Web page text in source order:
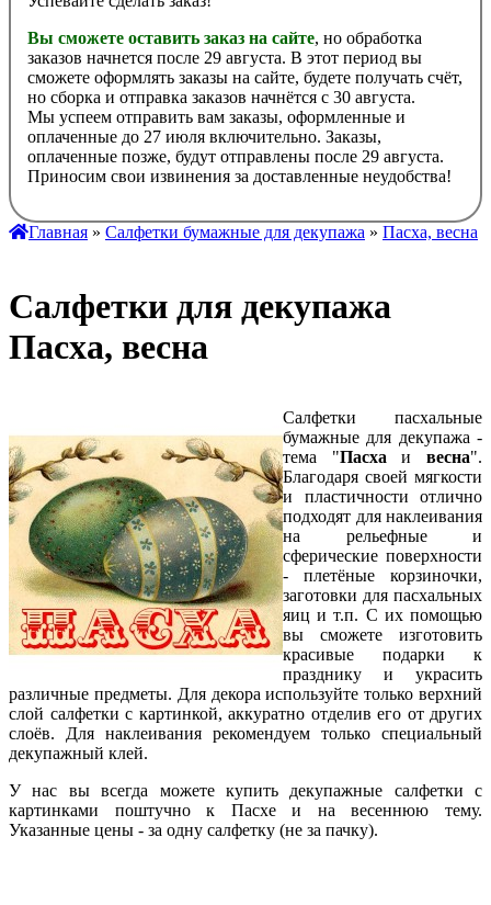
Вы сможете оставить заказ на сайте, но обработка
заказов начнется после 29 августа. В этот период вы
сможете оформлять заказы на сайте, будете получать счёт,
но сборка и отправка заказов начнётся с 30 августа.
Мы успеем отправить вам заказы, оформленные и
оплаченные до 27 июля включительно. Заказы,
оплаченные позже, будут отправлены после 29 августа.
Приносим свои извинения за доставленные неудобства!
Главная » Салфетки бумажные для декупажа » Пасха, весна
Cалфетки для декупажа
Пасха, весна
Cалфетки пасхальные
бумажные для декупажа -
тема "Пасхаивесна".
Благодаря своей мягкости
и пластичности отлично
подходят для наклеивания
на рельефные и
сферические поверхности
- плетёные корзиночки,
заготовки для пасхальных
яиц и т.п. С их помощью
вы сможете изготовить
красивые подарки к
празднику и украсить
различные предметы. Для декора используйте только верхний
слой салфетки с картинкой, аккуратно отделив его от других
слоёв. Для наклеивания рекомендуем только специальный
декупажный клей.
У нас вы всегда можете купить декупажные салфетки с
картинками поштучно к Пасхе и на весеннюю тему.
Указанные цены - за одну салфетку (не за пачку).